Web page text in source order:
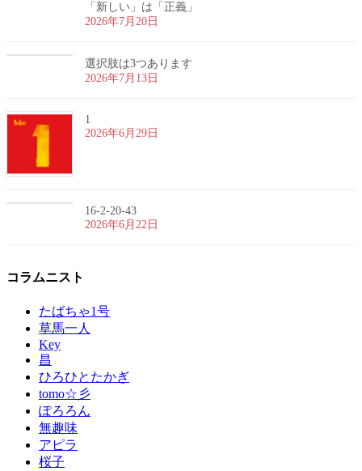
「新しい」は「正義」
2026年7月20日
選択肢は3つあります
2026年7月13日
1
2026年6月29日
16-2-20-43
2026年6月22日
コラムニスト
たばちゃ1号
草馬一人
Key
昌
ひろひとたかぎ
tomo☆彡
ぽろろん
無趣味
アピラ
桜子